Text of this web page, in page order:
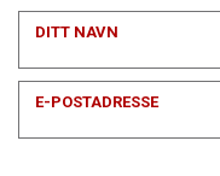
DITT NAVN
E-POSTADRESSE